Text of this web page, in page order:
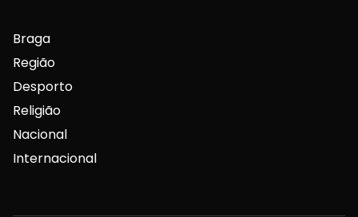
Braga
Região
Desporto
Religião
Nacional
Internacional